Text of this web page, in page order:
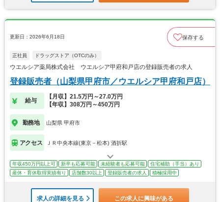
更新日：2026年6月18日 保存する
正社員 ドラッグストア（OTCのみ）
ウエルシア薬局株式会社 ウエルシア甲府和戸店の登録販売者の求人
登録販売者（山梨県甲府市／ウエルシア甲府和戸店）
給与
【月収】21.5万円～27.0万円
【年収】308万円～450万円
勤務地 山梨県 甲府市
アクセス ＪＲ中央本線(東京－松本) 酒折駅
年収450万円以上可 新卒も応募可能 未経験者も応募可能
住宅補助（手当）あり
産休・育休取得実績有り
店舗数30以上 登録販売者の求人 積極採用中
求人の詳細を見る この求人に興味がある